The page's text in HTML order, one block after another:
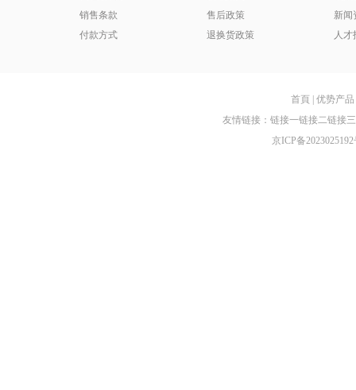
销售条款
付款方式
售后政策
退换货政策
新闻
人才
首頁 优势产品
友情链接： 链接一链接二链接三
京ICP备